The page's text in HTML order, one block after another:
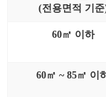
(전용면적 기준
60㎡ 이하
60㎡ ~ 85㎡ 이